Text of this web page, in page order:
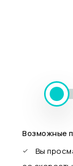
Возможные
Вы